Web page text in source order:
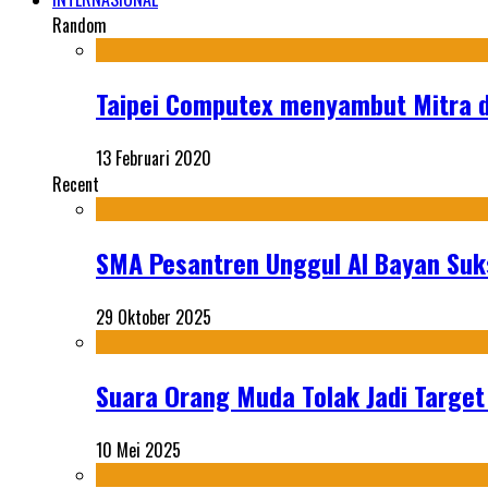
Random
Taipei Computex menyambut Mitra
13 Februari 2020
Recent
SMA Pesantren Unggul Al Bayan
29 Oktober 2025
Suara Orang Muda Tolak Jadi
10 Mei 2025